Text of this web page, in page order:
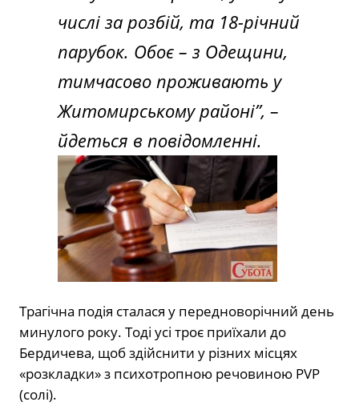
числі за розбій, та 18-річний
парубок. Обоє – з Одещини,
тимчасово проживають у
Житомирському районі”, –
йдеться в повідомленні.
Трагічна подія сталася у передноворічний день
минулого року. Тоді усі троє приїхали до
Бердичева, щоб здійснити у різних місцях
«розкладки» з психотропною речовиною PVP
(солі).